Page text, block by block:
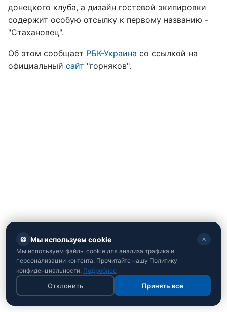
донецкого клуба, а дизайн гостевой экипировки
содержит особую отсылку к первому названию -
"Стахановец".
Об этом сообщает РБК-Украина со ссылкой на
официальный сайт "горняков".
🍪 Мы используем cookie ✕
Мы используем файлы cookie для анализа трафика и
персонализации контента. Прочитайте нашу Политику
конфиденциальности. Подробнее
Отклонить Принять все